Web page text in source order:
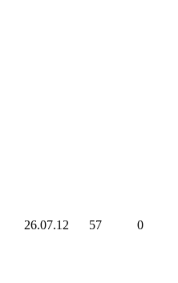
26.07.12 57 0